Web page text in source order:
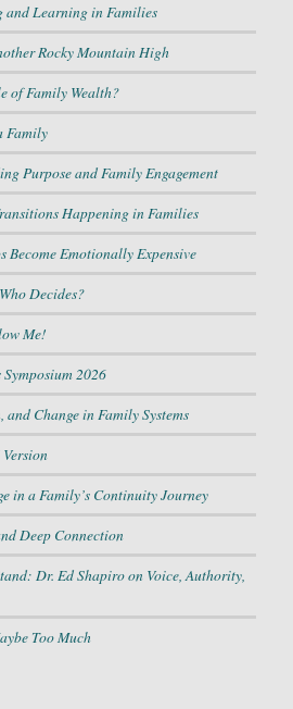
and Learning in Families
Rocky Mountain High
of Family Wealth?
Family
Purpose and Family Engagement
Happening in Families
Become Emotionally Expensive
Decides?
Me!
2026
Change in Family Systems
in a Family’s Continuity Journey
Deep Connection
Dr. Ed Shapiro on Voice, Authority,
Too Much